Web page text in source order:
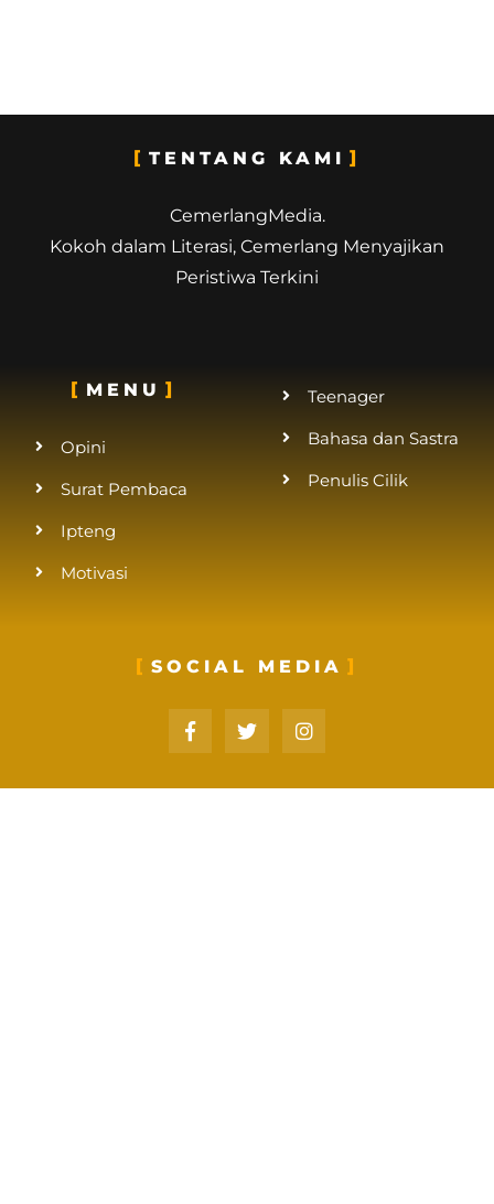
TENTANG KAMI
CemerlangMedia.
Kokoh dalam Literasi, Cemerlang Menyajikan
Peristiwa Terkini
MENU
Opini
Surat Pembaca
Ipteng
Motivasi
Teenager
Bahasa dan Sastra
Penulis Cilik
SOCIAL MEDIA